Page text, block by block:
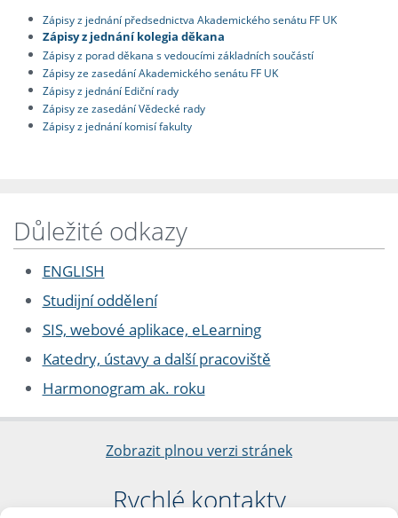
Zápisy z jednání předsednictva Akademického senátu FF UK
Zápisy z jednání kolegia děkana
Zápisy z porad děkana s vedoucími základních součástí
Zápisy ze zasedání Akademického senátu FF UK
Zápisy z jednání Ediční rady
Zápisy ze zasedání Vědecké rady
Zápisy z jednání komisí fakulty
Důležité odkazy
ENGLISH
Studijní oddělení
SIS, webové aplikace, eLearning
Katedry, ústavy a další pracoviště
Harmonogram ak. roku
Zobrazit plnou verzi stránek
Rychlé kontakty